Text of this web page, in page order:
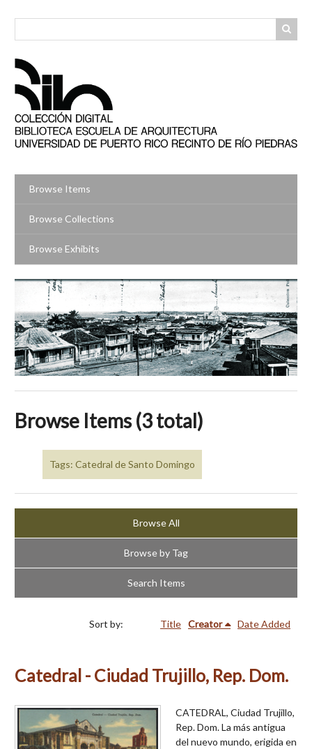
Browse Items
Browse Collections
Browse Exhibits
Browse Items (3 total)
Tags: Catedral de Santo Domingo
Browse All
Browse by Tag
Search Items
Sort by: Title Creator Date Added
Catedral - Ciudad Trujillo, Rep. Dom.
CATEDRAL, Ciudad Trujillo,
Rep. Dom. La más antigua
del nuevo mundo, erigida en